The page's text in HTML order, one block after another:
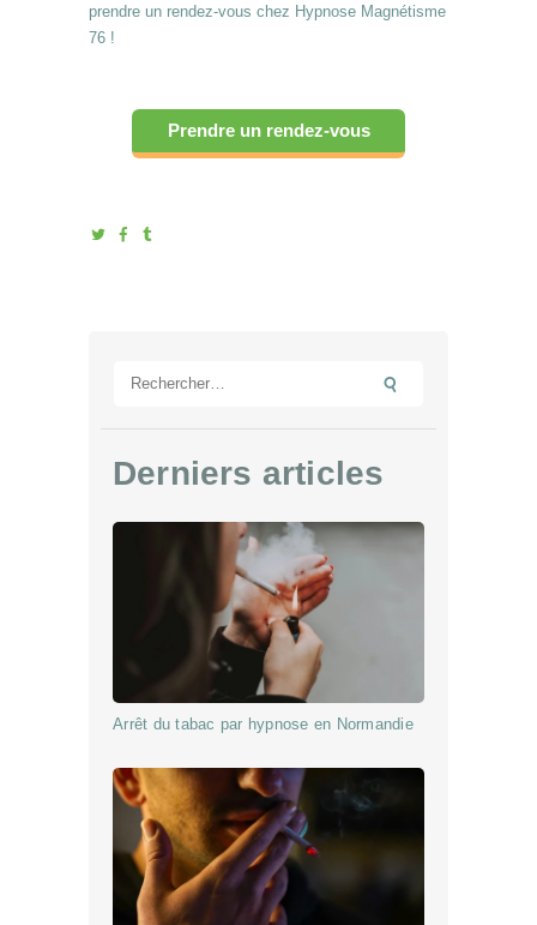
prendre un rendez-vous chez Hypnose Magnétisme
76 !
Prendre un rendez-vous
Derniers articles
Arrêt du tabac par hypnose en Normandie